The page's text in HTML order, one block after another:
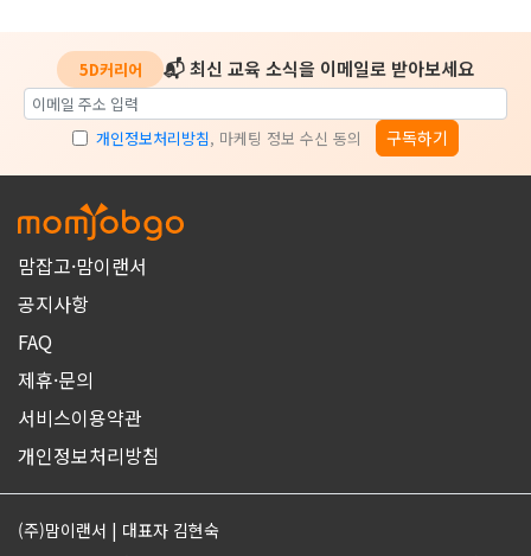
5D커리어 📬 최신 교육 소식을 이메일로 받아보세요
개인정보처리방침, 마케팅 정보 수신 동의 구독하기
맘잡고·맘이랜서
공지사항
FAQ
제휴·문의
서비스이용약관
개인정보처리방침
(주)맘이랜서 | 대표자 김현숙